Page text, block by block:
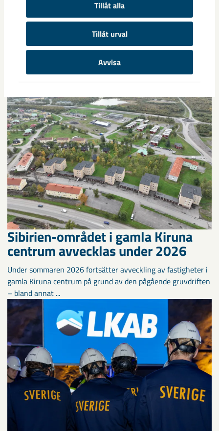
Tillåt alla
Tillåt urval
Avvisa
Relaterat innehåll
Sibirien-området i gamla Kiruna
centrum avvecklas under 2026
Under sommaren 2026 fortsätter avveckling av fastigheter i
gamla Kiruna centrum på grund av den pågående gruvdriften
– bland annat ...